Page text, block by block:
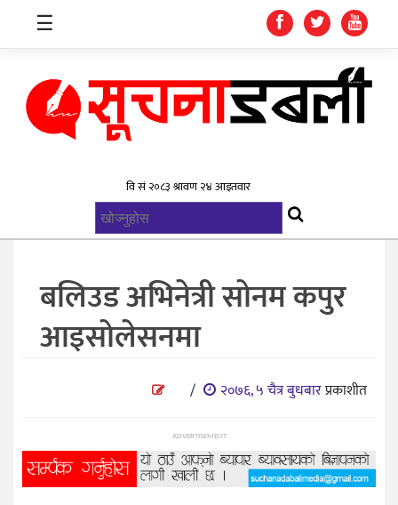
स्वास्थ्य
खेलकुद
विज्ञान
शिक्षा
☰
बलिउड अभिनेत्री सोनम कपुर
आइसोलेसनमा
/ २०७६, ५ चैत्र बुधबारप्रकाशीत
ADVERTISEMENT